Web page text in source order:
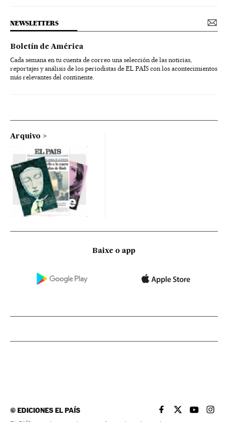
NEWSLETTERS
Boletín de América
Cada semana en tu cuenta de correo una selección de las noticias,
reportajes y análisis de los periodistas de EL PAÍS con los acontecimientos
más relevantes del continente.
Arquivo
Baixe o app
©EDICIONES EL PAÍS EL PAÍS BRASIL EN
EL PAÍSEL PAÍS
EL